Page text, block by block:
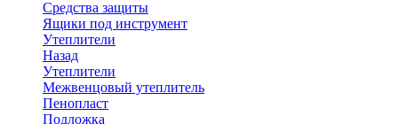
Средства защиты
Ящики под инструмент
Утеплители
Назад
Утеплители
Межвенцовый утеплитель
Пенопласт
Подложка